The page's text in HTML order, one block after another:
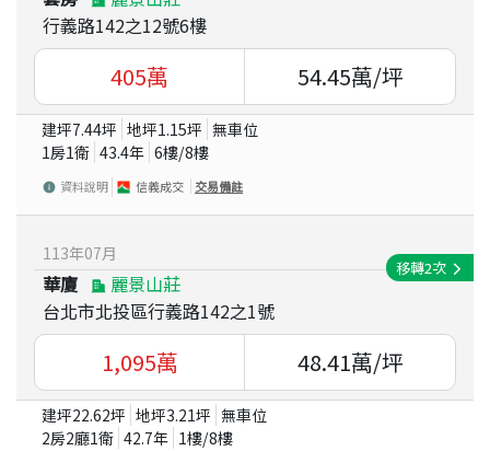
行義路142之12號6樓
405萬 54.45萬/坪
建坪7.44坪 地坪1.15坪 無車位
1房1衛 43.4年 6樓/8樓
資料說明 信義成交 交易備註
113年07月
華廈
麗景山莊
台北市北投區行義路142之1號
移轉2次
1,095萬 48.41萬/坪
建坪22.62坪 地坪3.21坪 無車位
2房2廳1衛 42.7年 1樓/8樓